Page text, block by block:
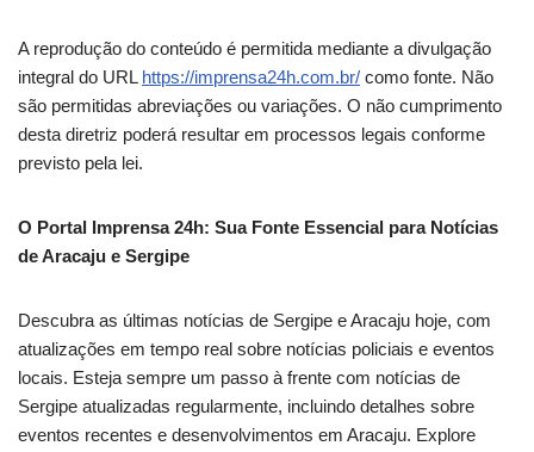
A reprodução do conteúdo é permitida mediante a divulgação
integral do URL https://imprensa24h.com.br/ como fonte. Não
são permitidas abreviações ou variações. O não cumprimento
desta diretriz poderá resultar em processos legais conforme
previsto pela lei.
O Portal Imprensa 24h: Sua Fonte Essencial para Notícias
de Aracaju e Sergipe
Descubra as últimas notícias de Sergipe e Aracaju hoje, com
atualizações em tempo real sobre notícias policiais e eventos
locais. Esteja sempre um passo à frente com notícias de
Sergipe atualizadas regularmente, incluindo detalhes sobre
eventos recentes e desenvolvimentos em Aracaju. Explore